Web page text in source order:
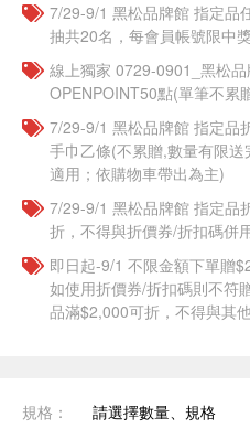
7/29-9/1 黑松品牌館 指定品
抽共20名，每會員帳號限中
線上獨家 0729-0901_黑松
OPENPOINT50點(單筆不累
7/29-9/1 黑松品牌館 指定品
手巾乙條(不累贈,數量有限
適用；依購物車帶出為主)
7/29-9/1 黑松品牌館 指定品
折，不得與折價券/折扣碼併
即日起-9/1 不限金額下單贈
如使用折價券/折扣碼則不符
品滿$2,000可折，不得與其
規格： 請選擇數量、規格